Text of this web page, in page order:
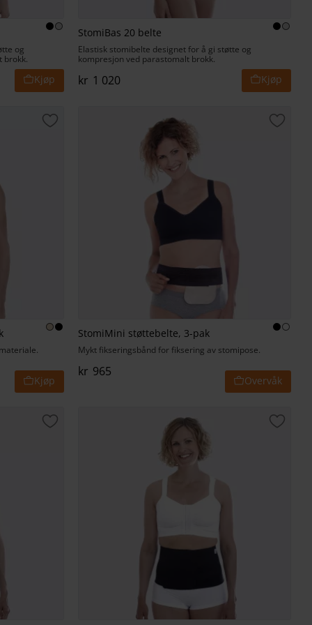
og
brokk.
StomiBas 20 belte
Elastisk stomibelte designet for å gi støtte og
kompresjon ved parastomalt brokk.
kr 1 020
Lagre som favoritt
StomiMini støttebelte, 3-pak
Mykt fikseringsbånd for fiksering av stomipose.
kr 965
Lagre
Lagre som favoritt Lagre